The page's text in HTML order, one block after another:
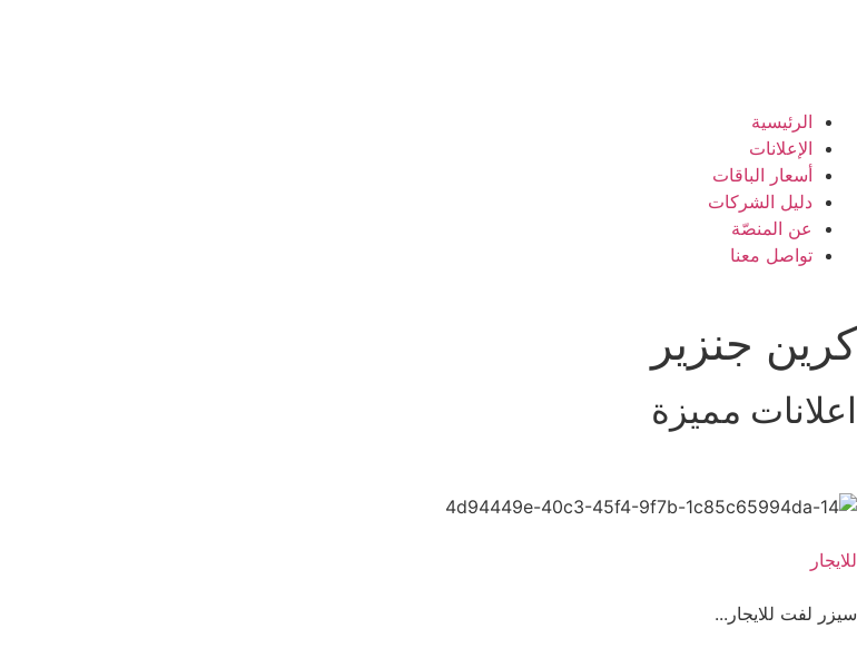
الرئيسية
الإعلانات
أسعار الباقات
دليل الشركات
عن المنصّة
تواصل معنا
كرين جنزير
اعلانات مميزة
للايجار
سيزر لفت للايجار...